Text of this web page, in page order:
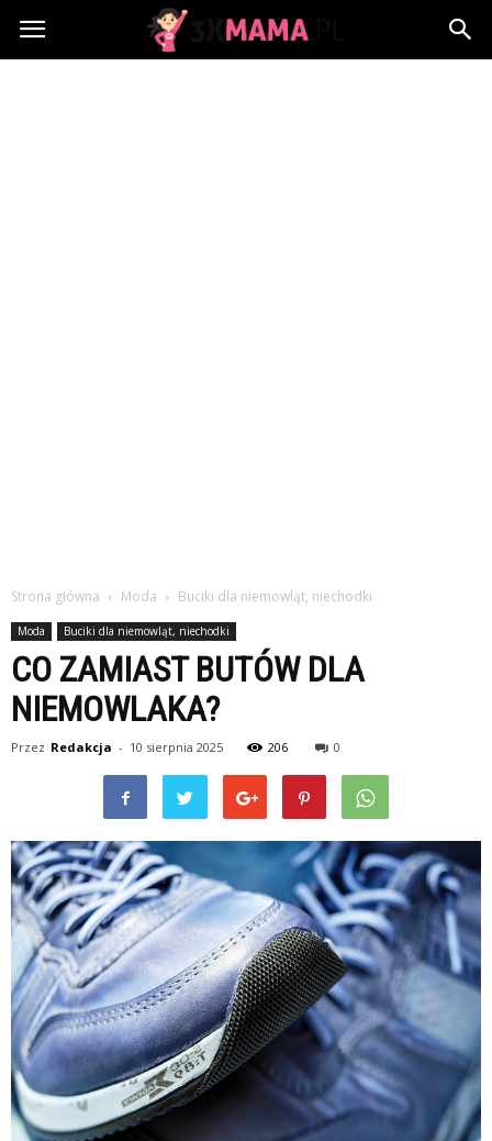
3xMama.pl
Strona główna Moda Buciki dla niemowląt, niechodki
Moda Buciki dla niemowląt, niechodki
CO ZAMIAST BUTÓW DLA
NIEMOWLAKA?
Przez Redakcja - 10 sierpnia 2025 206 0